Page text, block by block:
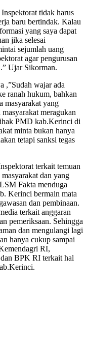
tidak harus
baru bertindak. Kalau
yang saya dapat
jika selesai
sejumlah uang
agar pengurusan
Ujar Sikorman.
,”Sudah wajar ada
ranah hukum, bahkan
masyarakat yang
meragukan
PMD kab.Kerinci di
minta bukan hanya
tetapi sanksi tegas
terkait temuan
dan yang
Fakta menduga
Kerinci bermain mata
dan pembinaan.
terkait anggaran
pemeriksaan. Sehingga
dan mengulangi lagi
hanya cukup sampai
RI,
BPK RI terkait hal